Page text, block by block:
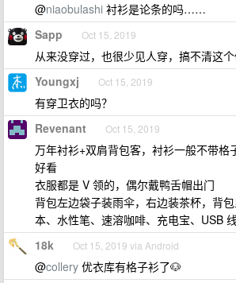
@niaobulashi 衬衫是论条的吗……
Sapp Oct 15, 2019
从来没穿过，也很少见人穿，搞不清这
Youngxj Oct 15, 2019
有穿卫衣的吗？
Revenant Oct 15, 2019
万年衬衫+双肩背包客，衬衫一般不带格
好看
衣服都是 V 领的，偶尔戴鸭舌帽出门
背包左边袋子装雨伞，右边装茶杯，背
本、水性笔、速溶咖啡、充电宝、USB
18k Oct 15, 2019 via Android
@collery 优衣库有格子衫了🐶